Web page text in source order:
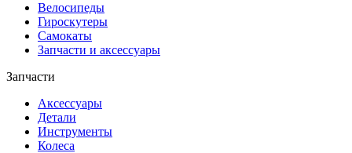
Велосипеды
Гироскутеры
Самокаты
Запчасти и аксессуары
Запчасти
Аксессуары
Детали
Инструменты
Колеса